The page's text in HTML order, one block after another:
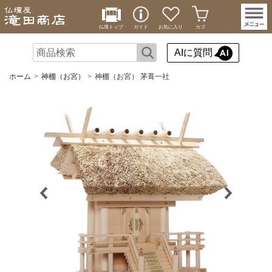
仏壇トップ ガイド お気に入り カゴ
AIに質問
ホーム 神棚（お宮） 神棚（お宮） 茅葺一社